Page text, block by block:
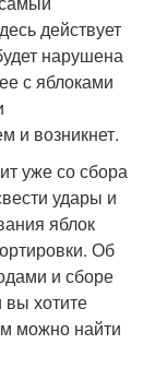
действует
нарушена
с яблоками
и возникнет.
уже со сбора
удары и
яблок
Об
и сборе
хотите
можно найти